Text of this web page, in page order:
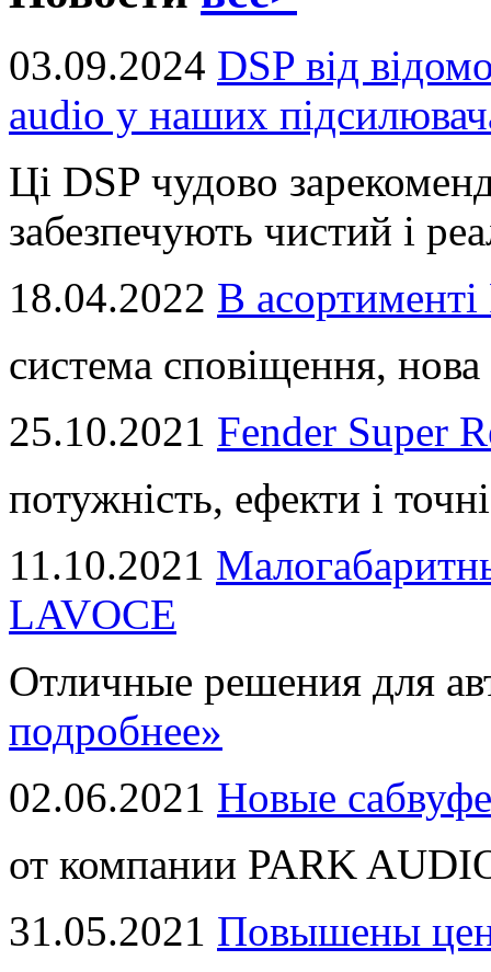
03.09.2024 DSP від
audio у наших
Ці DSP чудово
забезпечують чистий і
18.04.2022 В
система сповіщення,
25.10.2021 Fender Super
потужність, ефекти і
11.10.2021
LAVOCE
Отличные решения для
подробнее»
02.06.2021 Новые
от компании PARK
31.05.2021 Повышены